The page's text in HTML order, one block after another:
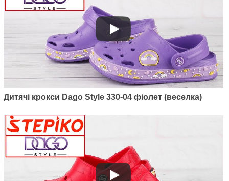
Дитячі крокси Dago Style 330-04 фіолет (веселка)